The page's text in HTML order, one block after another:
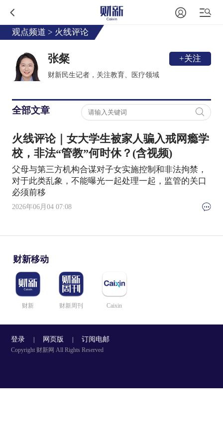
观点频道 > 火线评论
张粲 +关注
财新民生记者，关注教育、医疗领域
全部文章
火线评论｜女大学生被家人骗入戒网瘾学
校，非法“管教”何时休？(含视频)
父母与第三方机构合谋对子女实施控制和非法拘禁，
对于此类乱象，不能曝光一起处理一起，监管的关口
必须前移
2026年06月04 07:08
财新移动
财新 财新周刊 Caixin
登录 网页版 订阅电邮
Copyright 财新网 All Rights Reserved